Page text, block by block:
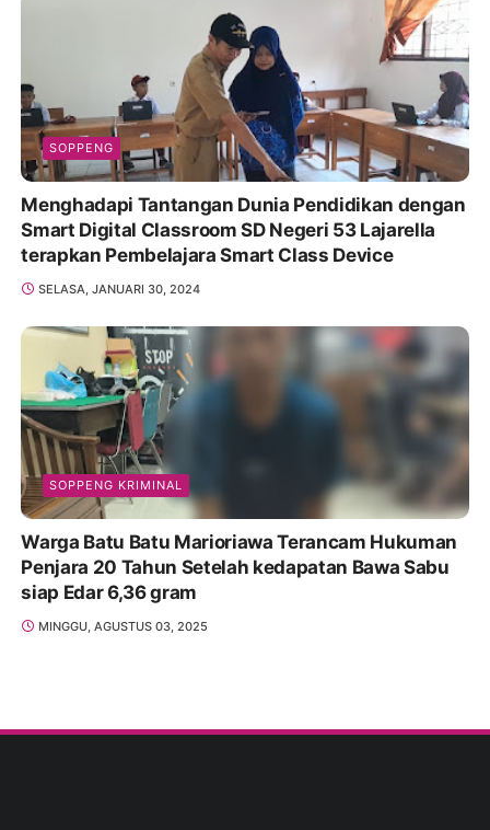
SOPPENG
Menghadapi Tantangan Dunia Pendidikan dengan
Smart Digital Classroom SD Negeri 53 Lajarella
terapkan Pembelajara Smart Class Device
SELASA, JANUARI 30, 2024
SOPPENG KRIMINAL
Warga Batu Batu Marioriawa Terancam Hukuman
Penjara 20 Tahun Setelah kedapatan Bawa Sabu
siap Edar 6,36 gram
MINGGU, AGUSTUS 03, 2025